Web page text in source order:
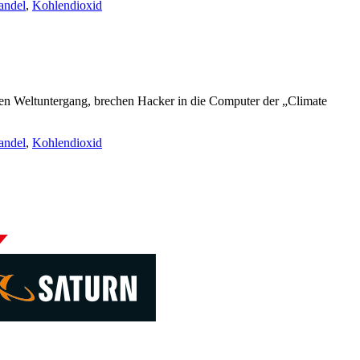
, Kohlendioxid
Weltuntergang, brechen Hacker in die Computer der „Climate
, Kohlendioxid